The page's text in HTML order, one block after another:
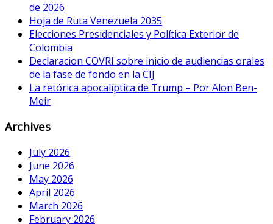
de 2026
Hoja de Ruta Venezuela 2035
Elecciones Presidenciales y Política Exterior de
Colombia
Declaracion COVRI sobre inicio de audiencias orales
de la fase de fondo en la CIJ
La retórica apocalíptica de Trump – Por Alon Ben-
Meir
Archives
July 2026
June 2026
May 2026
April 2026
March 2026
February 2026